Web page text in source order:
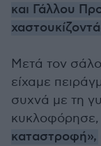
και Γάλλου
Μετά τον
είχαμε
συχνά με τη
κυκλοφόρησε,
καταστροφή»,